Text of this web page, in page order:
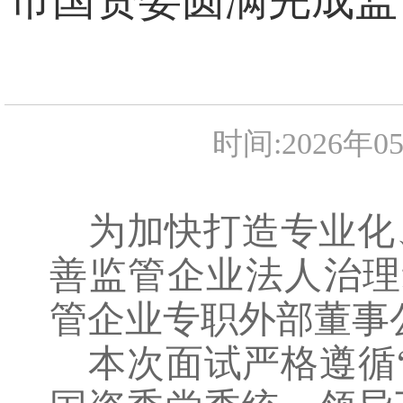
时间:2026年
为加快打造专业
善监管企业法人治
管企业专职外部董
本次面试严格遵循